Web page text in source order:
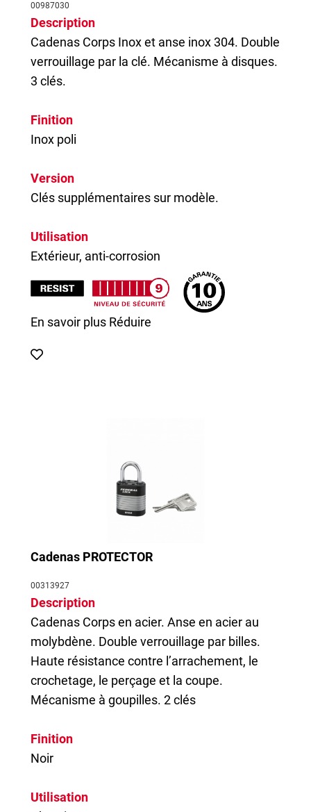
00987030
Description
Cadenas Corps Inox et anse inox 304. Double
verrouillage par la clé. Mécanisme à disques.
3 clés.
Finition
Inox poli
Version
Clés supplémentaires sur modèle.
Utilisation
Extérieur, anti-corrosion
En savoir plus Réduire
Cadenas PROTECTOR
00313927
Description
Cadenas Corps en acier. Anse en acier au
molybdène. Double verrouillage par billes.
Haute résistance contre l’arrachement, le
crochetage, le perçage et la coupe.
Mécanisme à goupilles. 2 clés
Finition
Noir
Utilisation